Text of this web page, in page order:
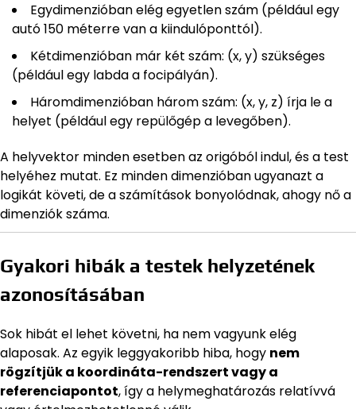
Egydimenzióban elég egyetlen szám (például egy
autó 150 méterre van a kiindulóponttól).
Kétdimenzióban már két szám: (x, y) szükséges
(például egy labda a focipályán).
Háromdimenzióban három szám: (x, y, z) írja le a
helyet (például egy repülőgép a levegőben).
A helyvektor minden esetben az origóból indul, és a test
helyéhez mutat. Ez minden dimenzióban ugyanazt a
logikát követi, de a számítások bonyolódnak, ahogy nő a
dimenziók száma.
Gyakori hibák a testek helyzetének
azonosításában
Sok hibát el lehet követni, ha nem vagyunk elég
alaposak. Az egyik leggyakoribb hiba, hogy nem
rögzítjük a koordináta-rendszert vagy a
referenciapontot, így a helymeghatározás relatívvá